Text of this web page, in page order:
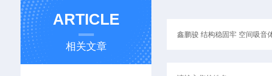
ARTICLE
相关文章